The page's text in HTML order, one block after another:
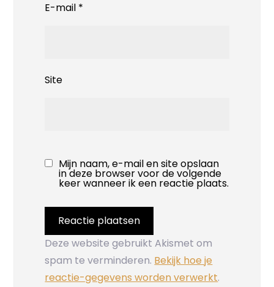
E-mail *
Site
Mijn naam, e-mail en site opslaan
in deze browser voor de volgende
keer wanneer ik een reactie plaats.
Deze website gebruikt Akismet om
spam te verminderen. Bekijk hoe je
reactie-gegevens worden verwerkt.